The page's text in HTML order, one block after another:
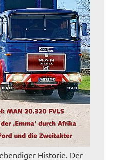
Historie. Der